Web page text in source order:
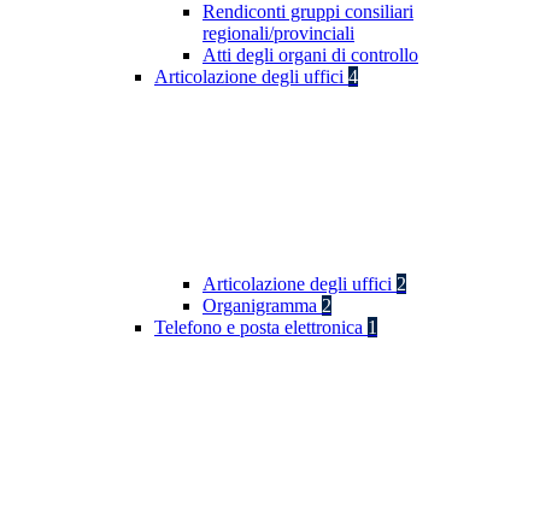
Rendiconti gruppi consiliari
regionali/provinciali
Atti degli organi di controllo
Articolazione degli uffici 4
Articolazione degli uffici 2
Organigramma 2
Telefono e posta elettronica 1